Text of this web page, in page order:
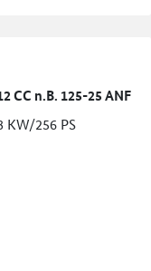
CC n.B. 125-25 ANF
KW/256 PS